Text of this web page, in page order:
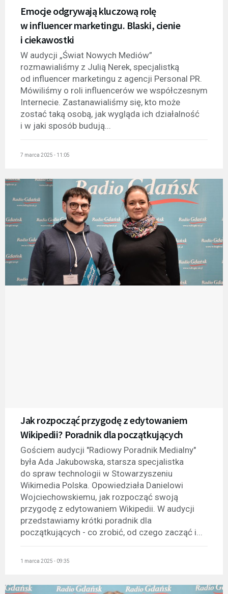
Emocje odgrywają kluczową rolę
w influencer marketingu. Blaski, cienie
i ciekawostki
W audycji „Świat Nowych Mediów”
rozmawialiśmy z Julią Nerek, specjalistką
od influencer marketingu z agencji Personal PR.
Mówiliśmy o roli influencerów we współczesnym
Internecie. Zastanawialiśmy się, kto może
zostać taką osobą, jak wygląda ich działalność
i w jaki sposób budują...
7 marca 2025 - 11:05
Jak rozpocząć przygodę z edytowaniem
Wikipedii? Poradnik dla początkujących
Gościem audycji "Radiowy Poradnik Medialny"
była Ada Jakubowska, starsza specjalistka
do spraw technologii w Stowarzyszeniu
Wikimedia Polska. Opowiedziała Danielowi
Wojciechowskiemu, jak rozpocząć swoją
przygodę z edytowaniem Wikipedii. W audycji
przedstawiamy krótki poradnik dla
początkujących - co zrobić, od czego zacząć i...
1 marca 2025 - 09:35